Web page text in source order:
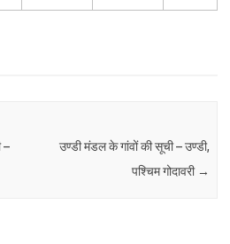
–
उण्डी मंडल के गांवों की सूची – उण्डी,
पश्चिम गोदावरी →